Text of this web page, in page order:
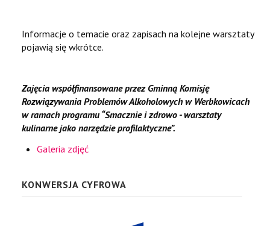
Informacje o temacie oraz zapisach na kolejne warsztaty
pojawią się wkrótce.
Zajęcia współfinansowane przez Gminną Komisję
Rozwiązywania Problemów Alkoholowych w Werbkowicach
w ramach programu “Smacznie i zdrowo - warsztaty
kulinarne jako narzędzie profilaktyczne”.
Galeria zdjęć
KONWERSJA CYFROWA